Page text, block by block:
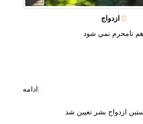
ازدواج
نامحرم نمي شود
ادامه
ازدواج بشر تعيين شد